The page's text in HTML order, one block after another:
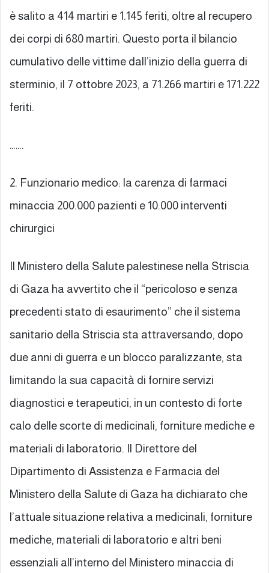
è salito a 414 martiri e 1.145 feriti, oltre al recupero
dei corpi di 680 martiri. Questo porta il bilancio
cumulativo delle vittime dall’inizio della guerra di
sterminio, il 7 ottobre 2023, a 71.266 martiri e 171.222
feriti.
…….
2. Funzionario medico: la carenza di farmaci
minaccia 200.000 pazienti e 10.000 interventi
chirurgici
Il Ministero della Salute palestinese nella Striscia
di Gaza ha avvertito che il “pericoloso e senza
precedenti stato di esaurimento” che il sistema
sanitario della Striscia sta attraversando, dopo
due anni di guerra e un blocco paralizzante, sta
limitando la sua capacità di fornire servizi
diagnostici e terapeutici, in un contesto di forte
calo delle scorte di medicinali, forniture mediche e
materiali di laboratorio. Il Direttore del
Dipartimento di Assistenza e Farmacia del
Ministero della Salute di Gaza ha dichiarato che
l’attuale situazione relativa a medicinali, forniture
mediche, materiali di laboratorio e altri beni
essenziali all’interno del Ministero minaccia di